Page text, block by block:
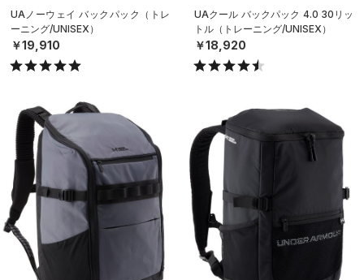
UAノーウェイ バックパック（トレ
ーニング/UNISEX）
￥19,910
UAクール バックパック 4.0 30リッ
トル（トレーニング/UNISEX）
￥18,920